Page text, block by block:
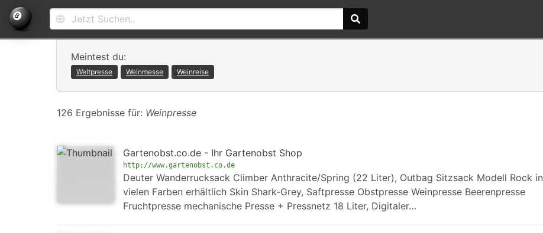
Meintest du:
Weltpresse Weinmesse Weinreise
126 Ergebnisse für: Weinpresse
Gartenobst.co.de - Ihr Gartenobst Shop
http://www.gartenobst.co.de
Deuter Wanderrucksack Climber Anthracite/Spring (22 Liter), Outbag Sitzsack Modell Rock in
vielen Farben erhältlich Skin Shark-Grey, Saftpresse Obstpresse Weinpresse Beerenpresse
Fruchtpresse mechanische Presse + Pressnetz 18 Liter, Digitaler…